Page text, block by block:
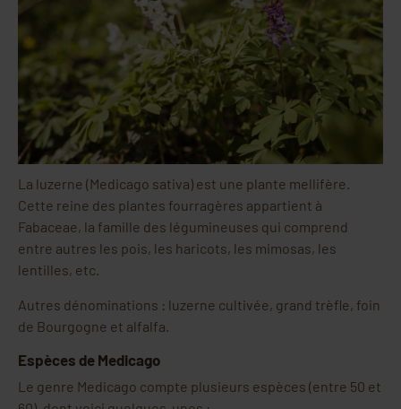
La luzerne (Medicago sativa) est une plante mellifère.
Cette reine des plantes fourragères appartient à
Fabaceae, la famille des légumineuses qui comprend
entre autres les pois, les haricots, les mimosas, les
lentilles, etc.
Autres dénominations : luzerne cultivée, grand trèfle, foin
de Bourgogne et alfalfa.
Espèces de Medicago
Le genre Medicago compte plusieurs espèces (entre 50 et